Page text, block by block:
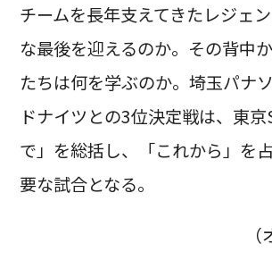
チームを長年支えてきたレジェ
な最後を迎えるのか。その背中
たちは何を学ぶのか。埼玉パナ
ドナイツとの3位決定戦は、東京
で」を総括し、「これから」を
要な試合となる。